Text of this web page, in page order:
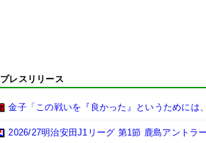
プレスリリース
金子「この戦いを『良かった』というためには
2026/27明治安田J1リーグ 第1節 鹿島アントラ